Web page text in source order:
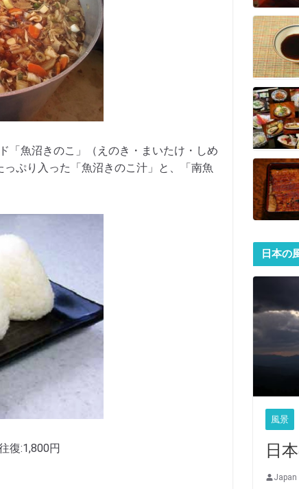
「魚沼きのこ」（えのき・まいたけ・しめ
ぷり入った「魚沼きのこ汁」と、「南魚
復:1,800円
日本の
風景
日
Japan